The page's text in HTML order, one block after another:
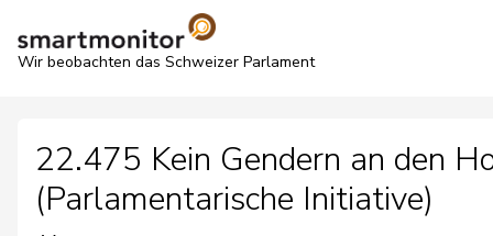
Wir beobachten das Schweizer Parlament
22.475 Kein Gendern an den
(Parlamentarische Initiative)